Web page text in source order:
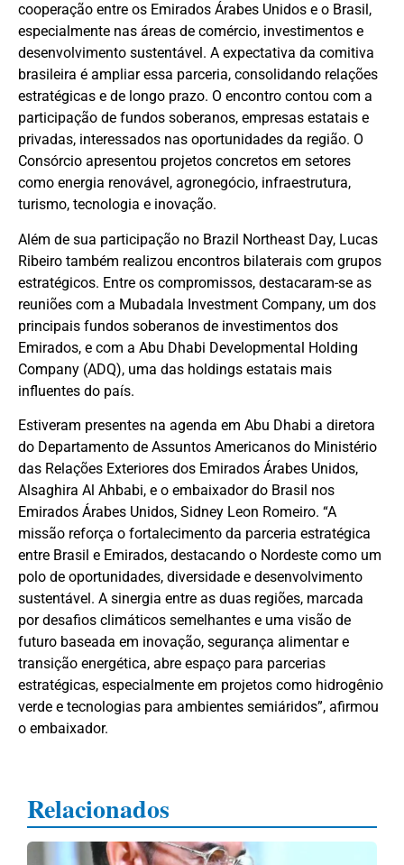
cooperação entre os Emirados Árabes Unidos e o Brasil,
especialmente nas áreas de comércio, investimentos e
desenvolvimento sustentável. A expectativa da comitiva
brasileira é ampliar essa parceria, consolidando relações
estratégicas e de longo prazo. O encontro contou com a
participação de fundos soberanos, empresas estatais e
privadas, interessados nas oportunidades da região. O
Consórcio apresentou projetos concretos em setores
como energia renovável, agronegócio, infraestrutura,
turismo, tecnologia e inovação.
Além de sua participação no Brazil Northeast Day, Lucas
Ribeiro também realizou encontros bilaterais com grupos
estratégicos. Entre os compromissos, destacaram-se as
reuniões com a Mubadala Investment Company, um dos
principais fundos soberanos de investimentos dos
Emirados, e com a Abu Dhabi Developmental Holding
Company (ADQ), uma das holdings estatais mais
influentes do país.
Estiveram presentes na agenda em Abu Dhabi a diretora
do Departamento de Assuntos Americanos do Ministério
das Relações Exteriores dos Emirados Árabes Unidos,
Alsaghira Al Ahbabi, e o embaixador do Brasil nos
Emirados Árabes Unidos, Sidney Leon Romeiro. “A
missão reforça o fortalecimento da parceria estratégica
entre Brasil e Emirados, destacando o Nordeste como um
polo de oportunidades, diversidade e desenvolvimento
sustentável. A sinergia entre as duas regiões, marcada
por desafios climáticos semelhantes e uma visão de
futuro baseada em inovação, segurança alimentar e
transição energética, abre espaço para parcerias
estratégicas, especialmente em projetos como hidrogênio
verde e tecnologias para ambientes semiáridos”, afirmou
o embaixador.
Relacionados